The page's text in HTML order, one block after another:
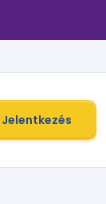
Jelentkezés